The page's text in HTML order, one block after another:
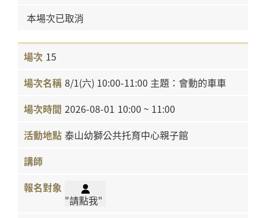
本場次已取消
15
8/1(六) 10:00-11:00 主題：會動的車車
2026-08-01 10:00 ~ 11:00
泰山幼獅公共托育中心親子館
"請點我"